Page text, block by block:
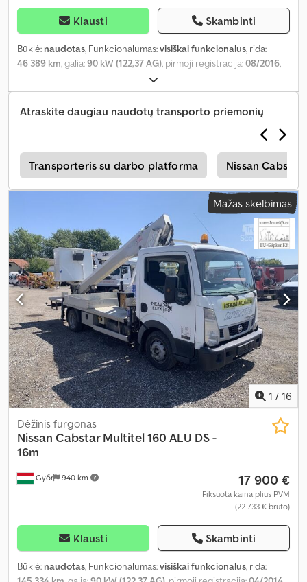
Klausti Skambinti
Būklė: naudotas, Funkcionalumas:visiškai funkcionalus, rida:
46 389 km, galia:90 kW (122,37 AG), pirmoji registracija:08/2016,
, bendras svoris:
4x2, spalva:balta, pavaros tipas:mechaninis, sėdimų vietų skaičius:
, Gamybos metai: 2016 , veikimo valandos: 5 003 h , Įranga:
ABS,
vairo stiprintuvas,
Atraskite daugiau naudotų transporto priemonių
Transporteris su darbo platforma Nissan Cabstar
Mažas skelbimas
1 / 16
Győr 940 km
Dėžinis furgonas
Nissan Cabstar Multitel 160 ALU DS -
16m
17 900 €
Fiksuota kaina plius PVM
(22 733 € bruto)
Klausti Skambinti
Būklė: naudotas, Funkcionalumas:visiškai funkcionalus, rida: